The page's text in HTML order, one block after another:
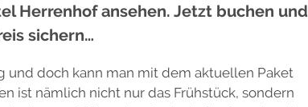
Herrenhof ansehen. Jetzt buchen und
sichern…
und doch kann man mit dem aktuellen Paket
ist nämlich nicht nur das Frühstück, sondern